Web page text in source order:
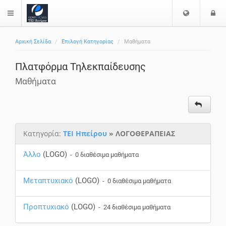
$langMenu
Επιλογή
Αρχική Σελίδα Επιλογή Κατηγορίας Μαθήματα
Πλατφόρμα Τηλεκπαίδευσης
Μαθήματα
Κατηγορία: ΤΕΙ Ηπείρου » ΛΟΓΟΘΕΡΑΠΕΙΑΣ
Άλλο (LOGO) - 0 διαθέσιμα μαθήματα
Μεταπτυχιακό (LOGO) - 0 διαθέσιμα μαθήματα
Προπτυχιακό (LOGO) - 24 διαθέσιμα μαθήματα